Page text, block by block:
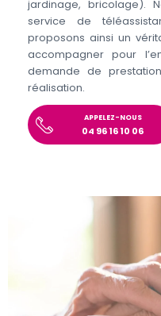
jardinage, bricolage).
service de
proposons ainsi un
accompagner pour
demande de
réalisation.
APPELEZ-NOUS
04 96 16 10 06